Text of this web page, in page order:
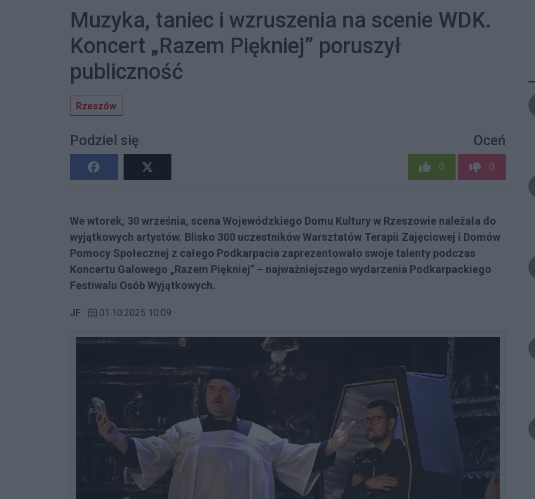
Muzyka, taniec i wzruszenia na scenie WDK.
Koncert „Razem Piękniej” poruszył
publiczność
Rzeszów
Podziel się Oceń
0 0
We wtorek, 30 września, scena Wojewódzkiego Domu Kultury w Rzeszowie należała do
wyjątkowych artystów. Blisko 300 uczestników Warsztatów Terapii Zajęciowej i Domów
Pomocy Społecznej z całego Podkarpacia zaprezentowało swoje talenty podczas
Koncertu Galowego „Razem Piękniej” – najważniejszego wydarzenia Podkarpackiego
Festiwalu Osób Wyjątkowych.
JF 01.10.2025 10:09